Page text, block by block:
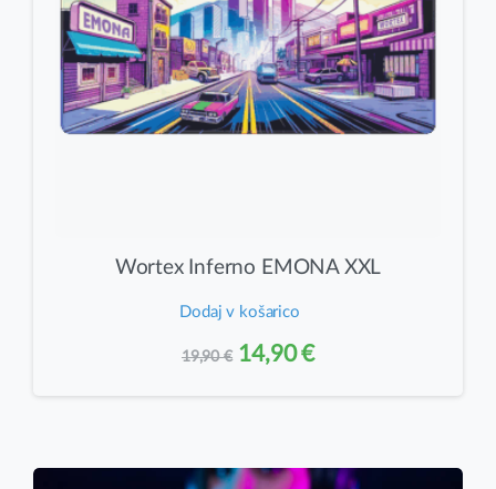
strani
izdelka
Wortex Inferno EMONA XXL
Dodaj v košarico
19,90€ Izvirna
bila:
14,90€Trenutna
14,90 €.